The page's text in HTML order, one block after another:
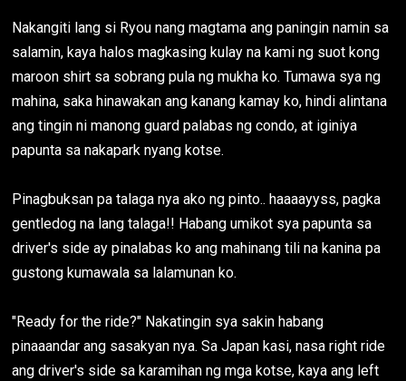
Nakangiti lang si Ryou nang magtama ang paningin namin sa
salamin, kaya halos magkasing kulay na kami ng suot kong
maroon shirt sa sobrang pula ng mukha ko. Tumawa sya ng
mahina, saka hinawakan ang kanang kamay ko, hindi alintana
ang tingin ni manong guard palabas ng condo, at iginiya
papunta sa nakapark nyang kotse.
Pinagbuksan pa talaga nya ako ng pinto.. haaaayyss, pagka
gentledog na lang talaga!! Habang umikot sya papunta sa
driver's side ay pinalabas ko ang mahinang tili na kanina pa
gustong kumawala sa lalamunan ko.
"Ready for the ride?" Nakatingin sya sakin habang
pinaaandar ang sasakyan nya. Sa Japan kasi, nasa right ride
ang driver's side sa karamihan ng mga kotse, kaya ang left